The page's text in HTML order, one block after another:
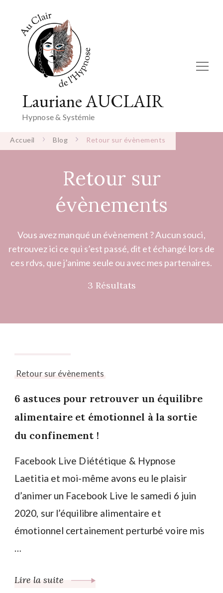
Lauriane AUCLAIR
Hypnose & Systémie
Accueil Blog Retour sur évènements
Retour sur
évènements
Vous avez manqué un évènement ? Aucun souci,
retrouvez ici ce qui s’est passé, dit et échangé lors de
ces rdvs, que j’anime seule ou avec mes partenaires.
3 Résultats
Retour sur évènements
6 astuces pour retrouver un équilibre
alimentaire et émotionnel à la sortie
du confinement !
Facebook Live Diététique & Hypnose
Laetitia et moi-même avons eu le plaisir
d’animer un Facebook Live le samedi 6 juin
2020, sur l’équilibre alimentaire et
émotionnel certainement perturbé voire mis
…
Lire la suite